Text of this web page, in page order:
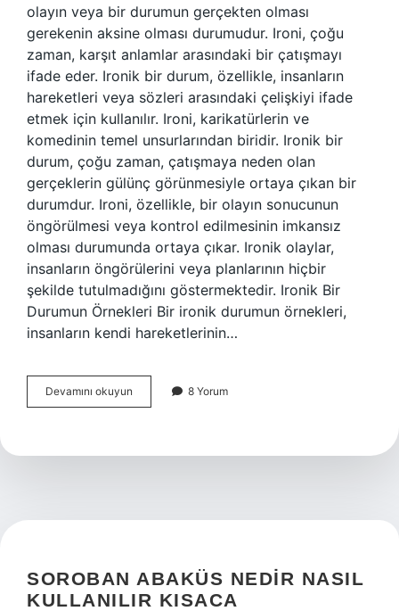
olayın veya bir durumun gerçekten olması
gerekenin aksine olması durumudur. Ironi, çoğu
zaman, karşıt anlamlar arasındaki bir çatışmayı
ifade eder. Ironik bir durum, özellikle, insanların
hareketleri veya sözleri arasındaki çelişkiyi ifade
etmek için kullanılır. Ironi, karikatürlerin ve
komedinin temel unsurlarından biridir. Ironik bir
durum, çoğu zaman, çatışmaya neden olan
gerçeklerin gülünç görünmesiyle ortaya çıkan bir
durumdur. Ironi, özellikle, bir olayın sonucunun
öngörülmesi veya kontrol edilmesinin imkansız
olması durumunda ortaya çıkar. Ironik olaylar,
insanların öngörülerini veya planlarının hiçbir
şekilde tutulmadığını göstermektedir. Ironik Bir
Durumun Örnekleri Bir ironik durumun örnekleri,
insanların kendi hareketlerinin…
Devamını okuyun
bir
demek
8 Yorum
SOROBAN ABAKÜS NEDIR NASIL
KULLANILIR KISACA